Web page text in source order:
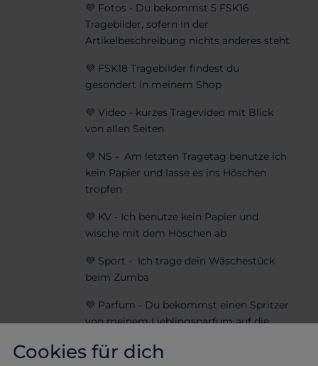
💜 Fotos - Du bekommst 5 FSK16
Tragebilder, sofern in der
Artikelbeschreibung nichts anderes steht
💜 FSK18 Tragebilder findest du
gesondert in meinem Shop
💜 Video - kurzes Tragevideo mit Blick
von allen Seiten
💜 NS - Am letzten Tragetag benutze ich
kein Papier und lasse es ins Höschen
tropfen
💜 KV - Ich benutze kein Papier und
wische mit dem Höschen ab
💜 Sport - Ich trage dein Wäschestück
beim Zumba
💜 Parfum - Du bekommst einen Spritzer
von meinem Lieblingsparfum auf die
Cookies für dich